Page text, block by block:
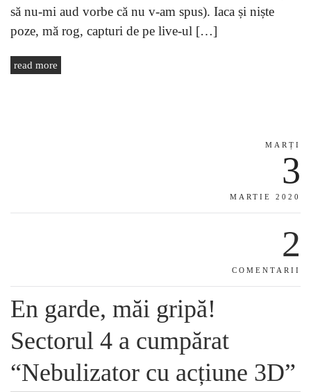
să nu-mi aud vorbe că nu v-am spus). Iaca și niște
poze, mă rog, capturi de pe live-ul […]
read more
MARȚI
3
MARTIE 2020
2
COMENTARII
En garde, măi gripă!
Sectorul 4 a cumpărat
“Nebulizator cu acțiune 3D”